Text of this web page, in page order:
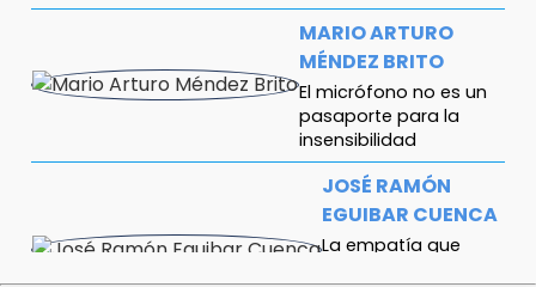
MARIO ARTURO
MÉNDEZ BRITO
El micrófono no es un
pasaporte para la
insensibilidad
JOSÉ RAMÓN
EGUIBAR CUENCA
La empatía que